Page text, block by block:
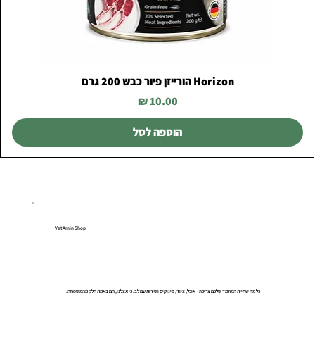
Horizon הורייזן פיור כבש 200 גרם
מחיר
הוספה לסל
VetAmin Shop
כל מה שחיית המחמד שלכם צריכה – אוכל, ציוד, פינוקים ושירות עם לב. כי אצלנו, הם באמת חלק מהמשפחה.